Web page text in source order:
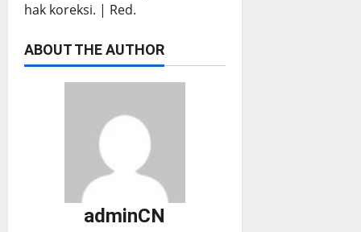
hak koreksi. | Red.
ABOUT THE AUTHOR
adminCN